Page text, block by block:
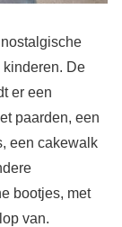
kinderen. De
er een
paarden, een
een cakewalk
bootjes, met
van.